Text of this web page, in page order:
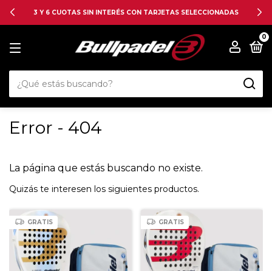
3 Y 6 CUOTAS SIN INTERÉS CON TARJETAS SELECCIONADAS
0
Error - 404
La página que estás buscando no existe.
Quizás te interesen los siguientes productos.
GRATIS GRATIS